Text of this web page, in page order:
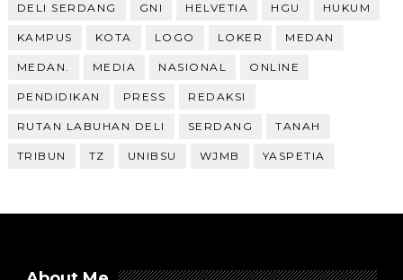
DELI SERDANG GNI HELVETIA HGU HUKUM
KAMPUS KOTA LOGO LOKER MEDAN
MEDAN. MEDIA NASIONAL ONLINE
PENDIDIKAN PRESS REDAKSI
RUTAN LABUHAN DELI SERDANG TANAH
TRIBUN TZ UNIBSU WJMB YASPETIA